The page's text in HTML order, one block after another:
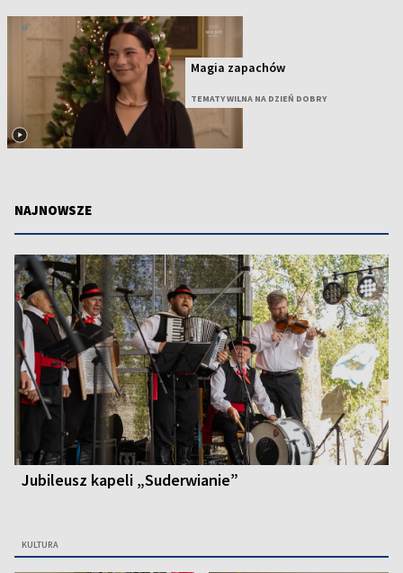
Magia zapachów
TEMATY WILNA NA DZIEŃ DOBRY
NAJNOWSZE
Jubileusz kapeli „Suderwianie”
KULTURA